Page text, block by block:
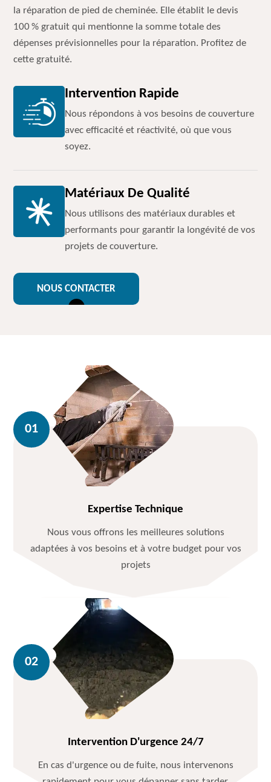
la réparation de pied de cheminée. Elle établit le devis
100 % gratuit qui mentionne la somme totale des
dépenses prévisionnelles pour la réparation. Profitez de
cette gratuité.
Intervention Rapide
Nous répondons à vos besoins de couverture
avec efficacité et réactivité, où que vous
soyez.
Matériaux De Qualité
Nous utilisons des matériaux durables et
performants pour garantir la longévité de vos
projets de couverture.
NOUS CONTACTER
Expertise Technique
Nous vous offrons les meilleures solutions
adaptées à vos besoins et à votre budget pour vos
projets
Intervention D'urgence 24/7
En cas d'urgence ou de fuite, nous intervenons